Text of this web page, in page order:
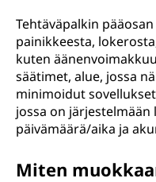
Tehtäväpalkin
painikkeesta,
kuten
säätimet, alue, jossa
minimoidut
jossa on
päivämäärä/aika ja
Miten